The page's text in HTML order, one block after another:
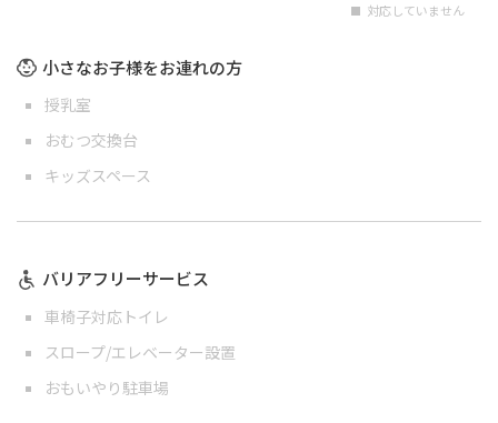
■ 対応していません
小さなお子様をお連れの方
授乳室
おむつ交換台
キッズスペース
バリアフリーサービス
車椅子対応トイレ
スロープ/エレベーター設置
おもいやり駐車場